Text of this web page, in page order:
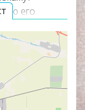
его
в прямом
онлайн веб
списка